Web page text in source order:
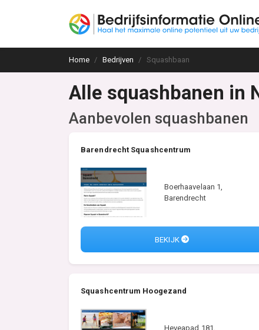
Home Bedrijven Squashbaan
Alle squashbanen in
Aanbevolen squashbanen
Barendrecht Squashcentrum
Boerhaavelaan 1,
Barendrecht
BEKIJK
Squashcentrum Hoogezand
Heveapad 181,